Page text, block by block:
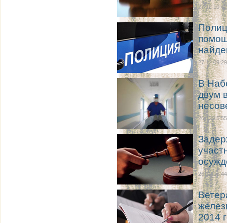
27.12 10:42
27.12 09:29
В
двум
26.12 15:55
26.12 15:44
2014